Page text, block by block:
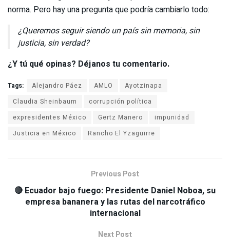
norma. Pero hay una pregunta que podría cambiarlo todo:
¿Queremos seguir siendo un país sin memoria, sin
justicia, sin verdad?
¿Y tú qué opinas? Déjanos tu comentario.
Tags: Alejandro Páez AMLO
Ayotzinapa
Claudia Sheinbaum
corrupción política
expresidentes México
Gertz Manero
impunidad
Justicia en México
Rancho El Yzaguirre
Previous Post
🔴 Ecuador bajo fuego: Presidente Daniel Noboa, su
empresa bananera y las rutas del narcotráfico
internacional
Next Post